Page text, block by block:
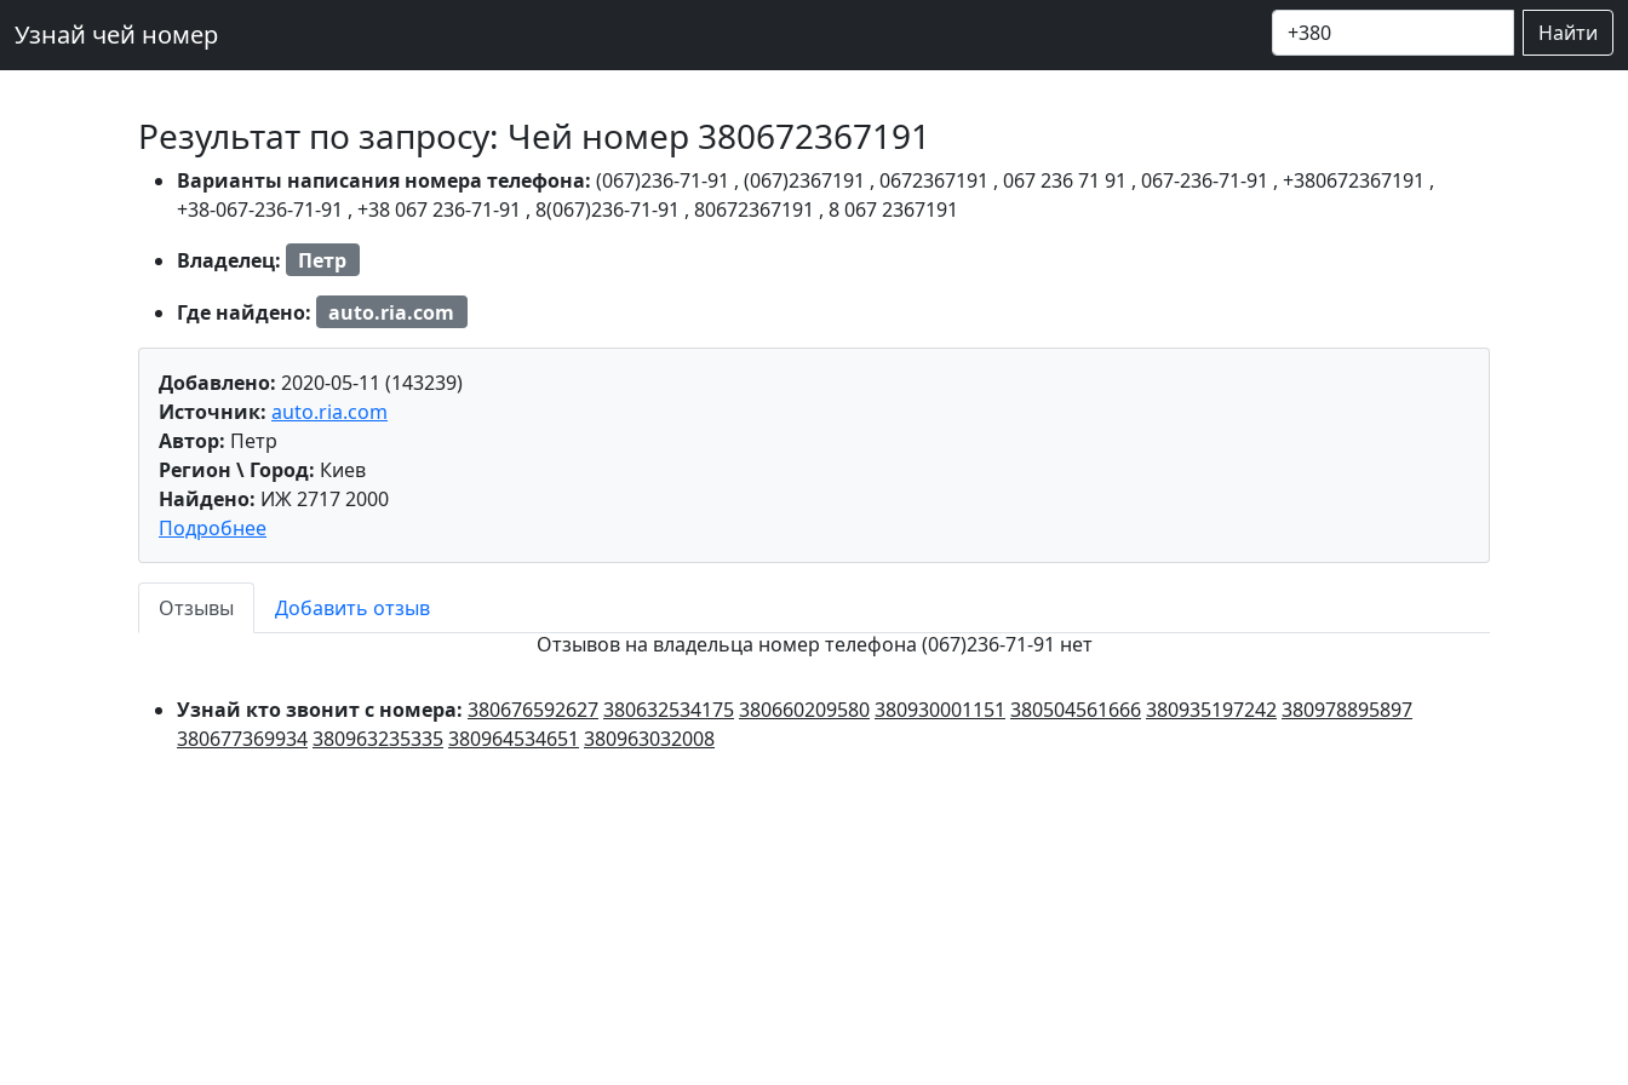
Узнай чей номер Найти
Результат по запросу: Чей номер 380672367191
Варианты написания номера телефона: (067)236-71-91 , (067)2367191 , 0672367191 , 067 236 71 91 , 067-236-71-91 , +380672367191 ,
+38-067-236-71-91 , +38 067 236-71-91 , 8(067)236-71-91 , 80672367191 , 8 067 2367191
Владелец:
Петр
Где найдено:
auto.ria.com
Добавлено: 2020-05-11 (143239)
Источник: auto.ria.com
Автор: Петр
Регион \ Город: Киев
Найдено: ИЖ 2717 2000
Подробнее
Отзывы
Добавить отзыв
Отзывов на владельца номер телефона (067)236-71-91 нет
Узнай кто звонит с номера: 380676592627380632534175380660209580380930001151 380504561666380935197242380978895897
380677369934380963235335380964534651 380963032008